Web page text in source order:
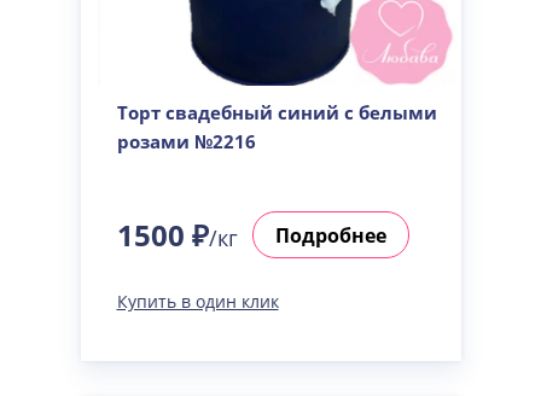
Торт свадебный синий с белыми
розами №2216
1500 ₽/кг Подробнее
Купить в один клик